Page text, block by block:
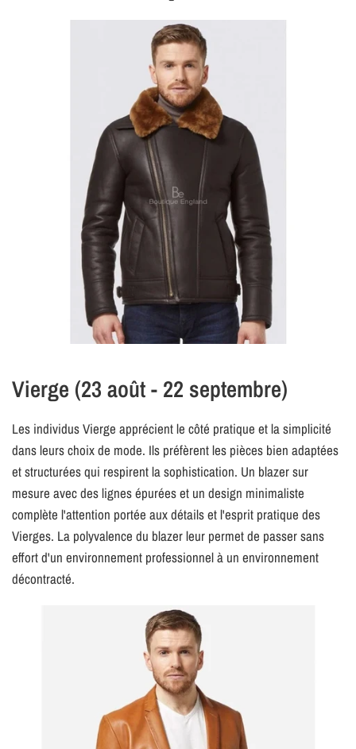
Vierge (23 août - 22 septembre)
Les individus Vierge apprécient le côté pratique et la simplicité
dans leurs choix de mode. Ils préfèrent les pièces bien adaptées
et structurées qui respirent la sophistication. Un blazer sur
mesure avec des lignes épurées et un design minimaliste
complète l'attention portée aux détails et l'esprit pratique des
Vierges. La polyvalence du blazer leur permet de passer sans
effort d'un environnement professionnel à un environnement
décontracté.